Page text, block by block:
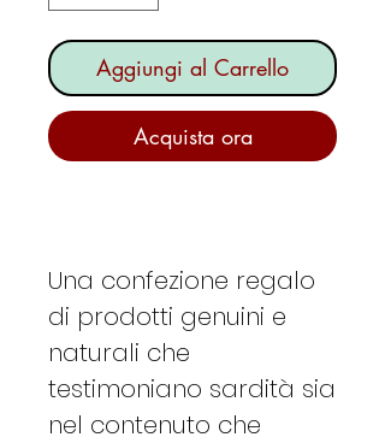
Aggiungi al Carrello
Acquista ora
Una confezione regalo
di prodotti genuini e
naturali che
testimoniano sardità sia
nel contenuto che